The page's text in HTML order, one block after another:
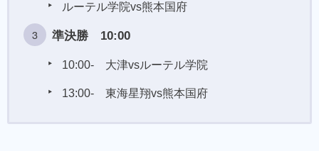
ルーテル学院vs熊本国府
準決勝 10:00
10:00- 大津vsルーテル学院
13:00- 東海星翔vs熊本国府